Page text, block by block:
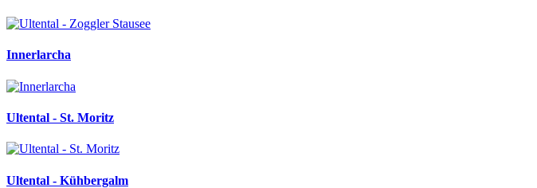
Innerlarcha
Ultental - St. Moritz
Ultental - Kühbergalm